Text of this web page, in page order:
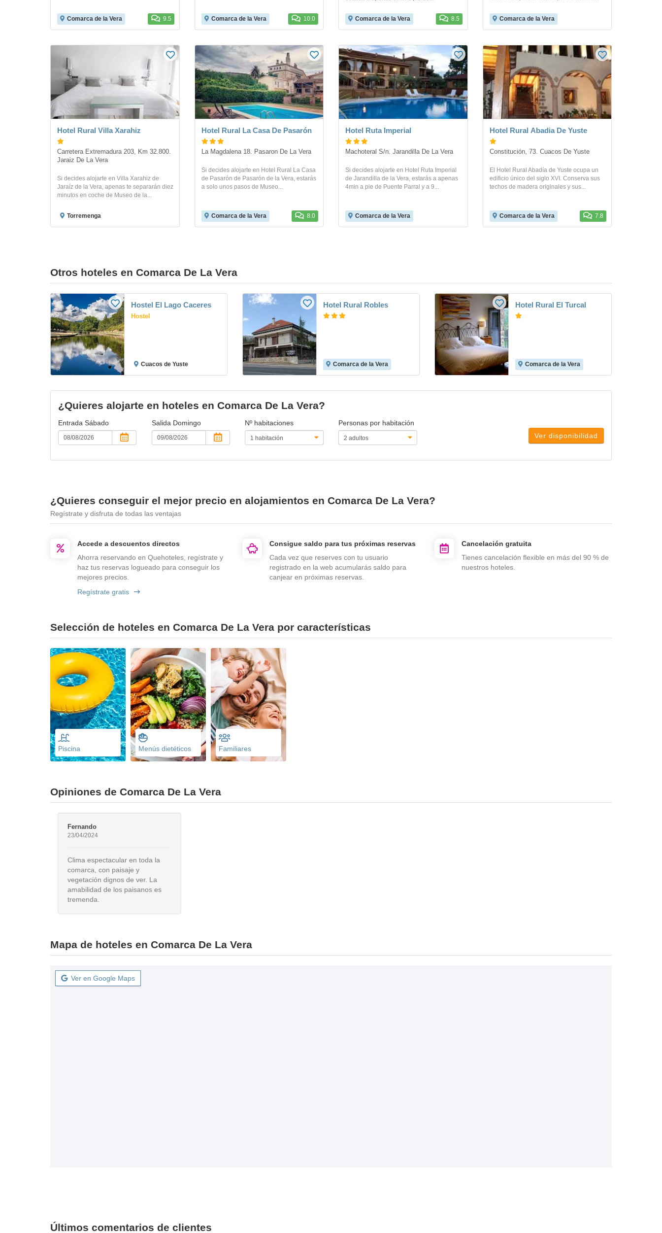
Comarca de la Vera 9.5 Comarca de la Vera 10.0 Comarca de la Vera 8.5 Comarca de la Vera
Hotel Rural Villa Xarahiz
Carretera Extremadura 203, Km 32.800.
Jaraiz De La Vera
Si decides alojarte en Villa Xarahiz de
Jaraíz de la Vera, apenas te separarán diez
minutos en coche de Museo de la...
Torremenga
Hotel Rural La Casa De Pasarón
La Magdalena 18. Pasaron De La Vera
Si decides alojarte en Hotel Rural La Casa
de Pasarón de Pasarón de la Vera, estarás
a solo unos pasos de Museo...
Comarca de la Vera 8.0
Hotel Ruta Imperial
Machoteral S/n. Jarandilla De La Vera
Si decides alojarte en Hotel Ruta Imperial
de Jarandilla de la Vera, estarás a apenas
4min a pie de Puente Parral y a 9...
Comarca de la Vera
Hotel Rural Abadia De Yuste
Constitución, 73. Cuacos De Yuste
El Hotel Rural Abadía de Yuste ocupa un
edificio único del siglo XVI. Conserva sus
techos de madera originales y sus...
Comarca de la Vera 7.8
Otros hoteles en Comarca De La Vera
Hostel El Lago Caceres
Hostel
Cuacos de Yuste
Hotel Rural Robles
Comarca de la Vera
Hotel Rural El Turcal
Comarca de la Vera
¿Quieres alojarte en hoteles en Comarca De La Vera?
Entrada Sábado Salida Domingo Nº habitaciones
Personas por habitación
Ver disponibilidad
¿Quieres conseguir el mejor precio en alojamientos en Comarca De La Vera?
Regístrate y disfruta de todas las ventajas
Accede a descuentos directos
Ahorra reservando en Quehoteles, regístrate y
haz tus reservas logueado para conseguir los
mejores precios.
Regístrate gratis
Consigue saldo para tus próximas reservas
Cada vez que reserves con tu usuario
registrado en la web acumularás saldo para
canjear en próximas reservas.
Cancelación gratuita
Tienes cancelación flexible en más del 90 % de
nuestros hoteles.
Selección de hoteles en Comarca De La Vera por características
Piscina Menús dietéticos Familiares
Opiniones de Comarca De La Vera
Fernando
23/04/2024
Clima espectacular en toda la
comarca, con paisaje y
vegetación dignos de ver. La
amabilidad de los paisanos es
tremenda.
Mapa de hoteles en Comarca De La Vera
Ver en Google Maps
Últimos comentarios de clientes